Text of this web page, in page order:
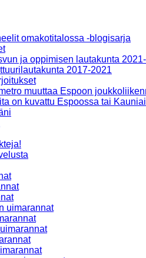
omakotitalossa -blogisarja
ja oppimisen lautakunta
2017-2021
muuttaa Espoon
on kuvattu Espoossa tai
uimarannat